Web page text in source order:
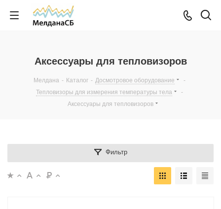
Аксессуары для тепловизоров
Мелдана - Каталог - Досмотровое оборудование
-
Тепловизоры для измерения температуры тела
-
Аксессуары для тепловизоров
Фильтр